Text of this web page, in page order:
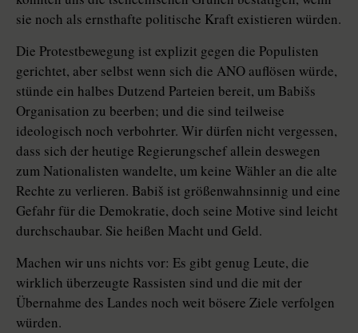
sie noch als ernsthafte politische Kraft existieren würden.
Die Protestbewegung ist explizit gegen die Populisten
gerichtet, aber selbst wenn sich die ANO auflösen würde,
stünde ein halbes Dutzend Parteien bereit, um Babišs
Organisation zu beerben; und die sind teilweise
ideologisch noch verbohrter. Wir dürfen nicht vergessen,
dass sich der heutige Regierungschef allein deswegen
zum Na­tio­nalisten wandelte, um keine Wähler an die alte
Rechte zu verlieren. Babiš ist größenwahnsinnig und eine
Gefahr für die Demokratie, doch seine Motive sind leicht
durchschaubar. Sie heißen Macht und Geld.
Machen wir uns nichts vor: Es gibt genug Leute, die
wirklich überzeugte Rassisten sind und die mit der
Übernahme des Landes noch weit bösere Ziele verfolgen
würden.